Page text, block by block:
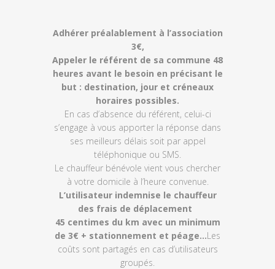
Adhérer préalablement à l’association
3€,
Appeler le référent de sa commune 48
heures avant le besoin en précisant le
but : destination, jour et créneaux
horaires possibles.
En cas d’absence du référent, celui-ci
s’engage à vous apporter la réponse dans
ses meilleurs délais soit par appel
téléphonique ou SMS.
Le chauffeur bénévole vient vous chercher
à votre domicile à l’heure convenue.
L’utilisateur indemnise le chauffeur
des frais de déplacement
45 centimes du km avec un minimum
de 3€ + stationnement et péage…Les
coûts sont partagés en cas d’utilisateurs
groupés.